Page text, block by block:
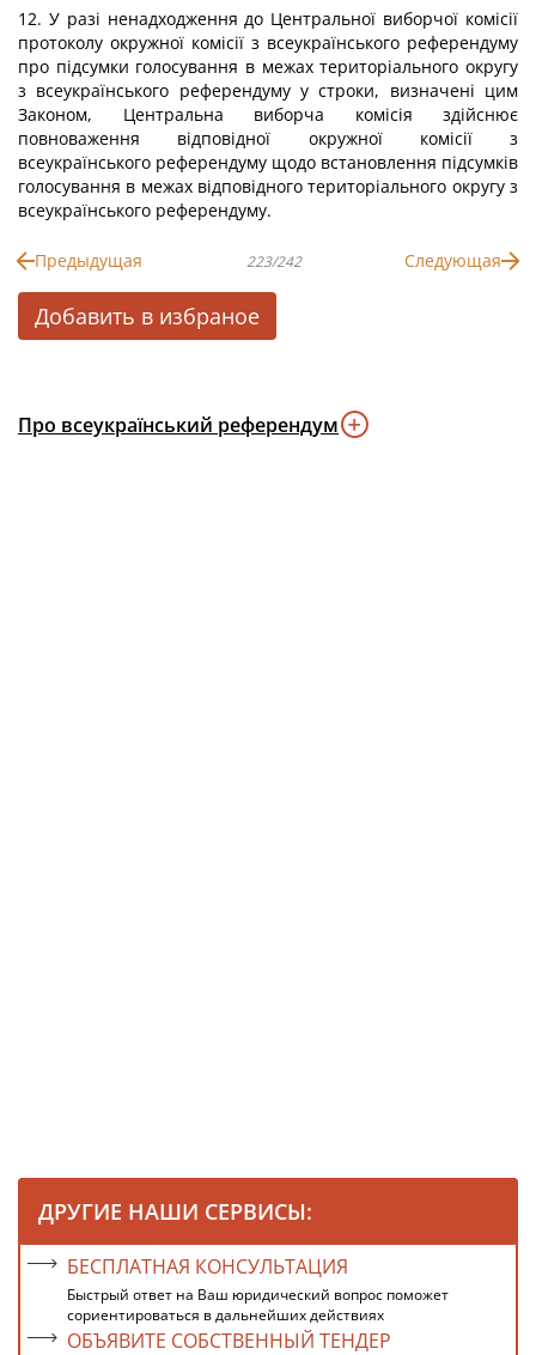
12. У разі ненадходження до Центральної виборчої комісії
протоколу окружної комісії з всеукраїнського референдуму
про підсумки голосування в межах територіального округу
з всеукраїнського референдуму у строки, визначені цим
Законом, Центральна виборча комісія здійснює
повноваження відповідної окружної комісії з
всеукраїнського референдуму щодо встановлення підсумків
голосування в межах відповідного територіального округу з
всеукраїнського референдуму.
Предыдущая 223/242 Следующая
Добавить в избраное
Про всеукраїнський референдум
ДРУГИЕ НАШИ СЕРВИСЫ:
БЕСПЛАТНАЯ КОНСУЛЬТАЦИЯ
Быстрый ответ на Ваш юридический вопрос поможет
сориентироваться в дальнейших действиях
ОБЪЯВИТЕ СОБСТВЕННЫЙ ТЕНДЕР